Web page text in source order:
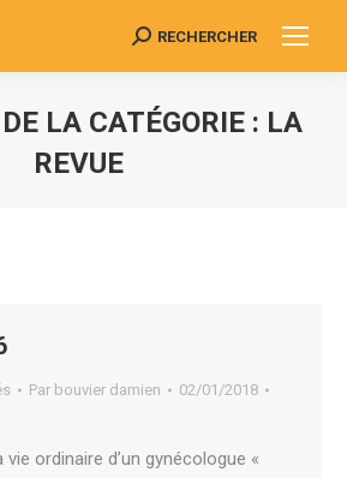
Search:
RECHERCHER
LA CATÉGORIE : LA
REVUE
Par bouvier damien
02/01/2018
ordinaire d’un gynécologue «